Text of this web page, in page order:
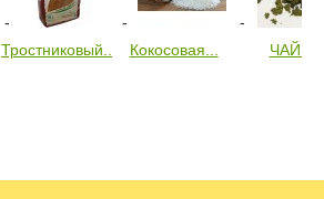
Тростниковый... Кокосовая... ЧАЙ...